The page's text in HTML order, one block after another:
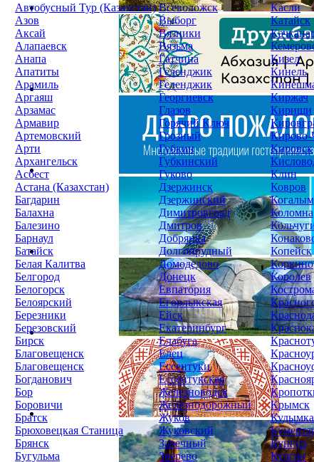
Автобусный Тур (Казахстан)
Азов
Аксай
Алапаевск
Анапа
Апатиты
Арамиль
Аргаяш
Арзамас
Армавир
Артемовский
Арти
Архангельск
Асбест
Астана (Казахстан)
Багдарин
Балахна
Балезино
Барнаул
Батайск
Белая Калитва
Белгород
Белогорск
Белоярский
Березники
Березовский
Бирск
Благовещенск
Благовещенск
Богданович
Бор
Боровичи
Братск
Брюховецкая Станица
Брянск
Бугульма
Всеволожск
Выборг
Вязники
Вязьма
Гатчина
Геленджик
Геленджик
Георгиевск
Глазов
Горячий Ключ
Грозный
Губкин
Губкинский
Гуково
Дзержинск
Дзержинский
Димитровград
Дмитров
Добрянка
Долгопрудный
Домодедово
Донецк
Евпатория
Егорлыкская
Ейск
Екатеринбург
Елабуга
Елец
Ессентуки
Ессентукская
Железноводск
Железнодорожный
Жуков
Жуковский
Заречный
Зверево
Касли
Катайск
Кизел
Кинель
Киржач
Кириши
Кирово-
Кировск
Клин
Ковров
Когалым
Коломна
Копейск
Коркино
Королев
Крымск
Кунгур
Курган